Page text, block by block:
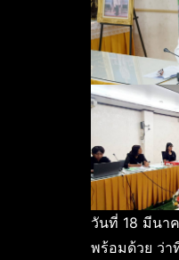
วันที่ 18 มีนา
พร้อมด้วย ว่า